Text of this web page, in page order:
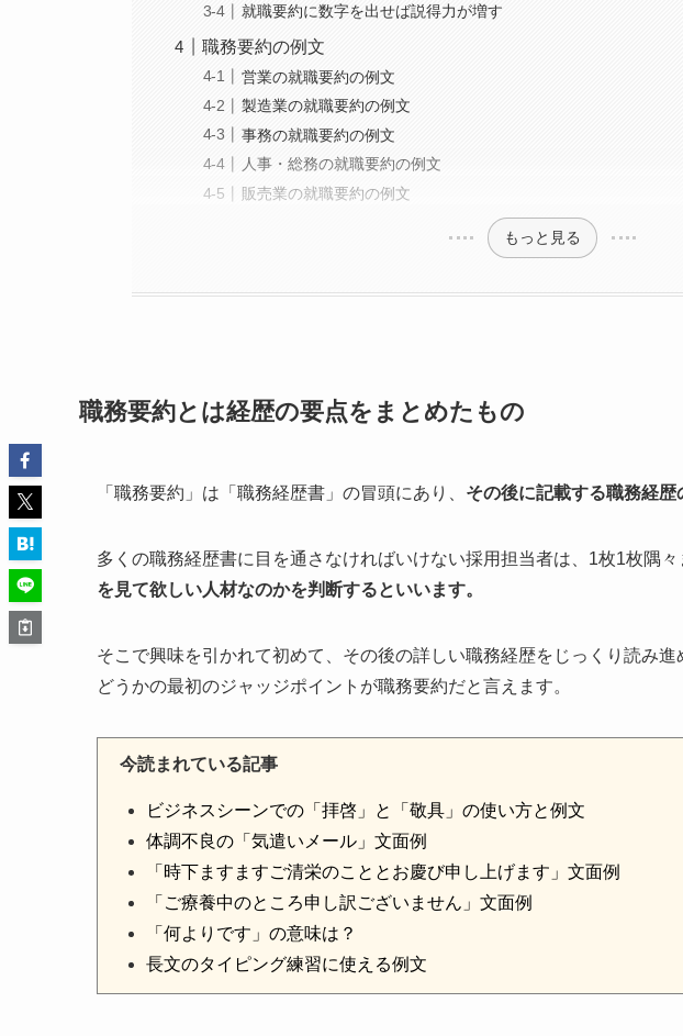
就職要約に数字を出せば説得力が増す
職務要約の例文
営業の就職要約の例文
製造業の就職要約の例文
事務の就職要約の例文
人事・総務の就職要約の例文
販売業の就職要約の例文
もっと見る
職務要約とは経歴の要点をまとめたもの
「職務要約」は「職務経歴書」の冒頭にあり、 その後に記載する職務経歴
多くの職務経歴書に目を通さなければいけない採用担当者は、1枚1枚隅々
を見て欲しい人材なのかを判断するといいます。
そこで興味を引かれて初めて、その後の詳しい職務経歴をじっくり読み
どうかの最初のジャッジポイントが職務要約だと言えます。
今読まれている記事
ビジネスシーンでの「拝啓」と「敬具」の使い方と例文
体調不良の「気遣いメール」文面例
「時下ますますご清栄のこととお慶び申し上げます」文面例
「ご療養中のところ申し訳ございません」文面例
「何よりです」の意味は？
長文のタイピング練習に使える例文